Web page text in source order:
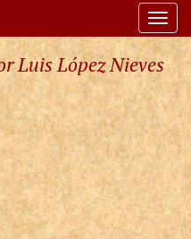
Luis López Nieves